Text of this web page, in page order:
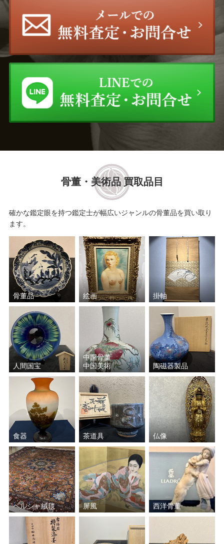
骨董・美術品 買取品目
確かな鑑定眼を持つ鑑定士が幅広いジャンルの骨董品を買い取り
ます。
骨董品 絵画 掛軸
人間国宝
中国骨董
中国美術
陶磁器製品
食器 茶道具 仏像
ペルシャ絨毯 屏風 西洋骨董